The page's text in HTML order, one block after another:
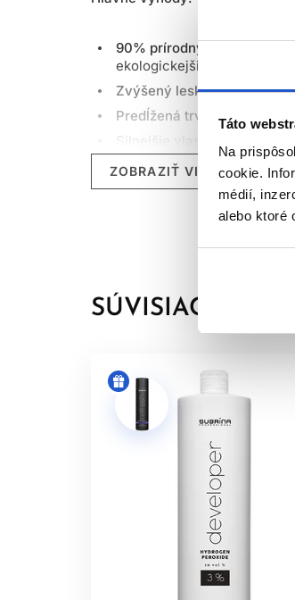
Táto
Na
cookie.
médií,
alebo ktoré
90% prírodných zložiek
-
ekologickejšiemu prístupu k
Zvýšený lesk- 100%
Predĺžená trvácnosť
- O
Silnejšie vlasy
Technológia Liquid Crystal
-
receptúram ohľaduplným
Pomer miešania -1 časť toneru
- Vždy
- Farbiacu
Uzamknutie a údržba farby
pre
ZOBRAZIŤ VIAC
SÚVISIACE